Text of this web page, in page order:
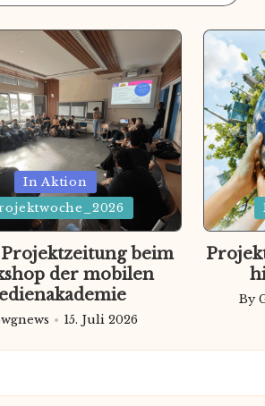
In Aktion
beim
der mobilen
15. Juli 2026
in
By